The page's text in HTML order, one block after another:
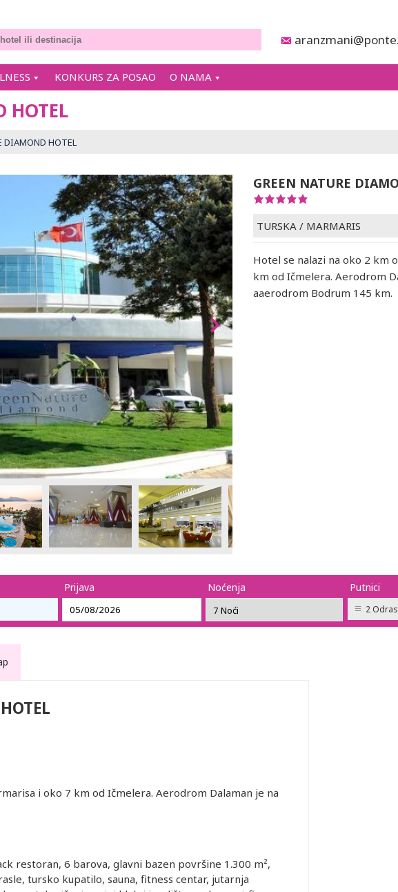
KONKURS ZA POSAO O NAMA
HOTEL
DIAMOND HOTEL
GREEN NATURE
TURSKA / MARMARIS
Hotel se nalazi na oko 2 km
km od Ičmelera. Aerodrom
aaerodrom Bodrum 145 km.
Prijava Noćenja Putnici
2
i oko 7 km od Ičmelera. Aerodrom Dalaman je na
restoran, 6 barova, glavni bazen površine 1.300 m²,
tursko kupatilo, sauna, fitness centar, jutarnja